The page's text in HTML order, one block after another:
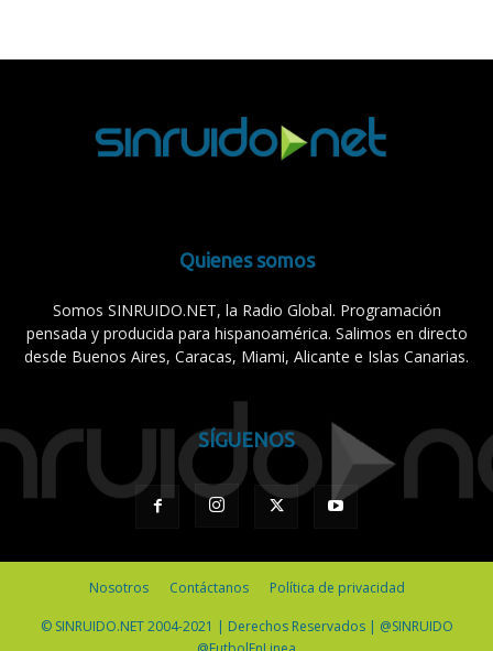
Quienes somos
Somos SINRUIDO.NET, la Radio Global. Programación
pensada y producida para hispanoamérica. Salimos en directo
desde Buenos Aires, Caracas, Miami, Alicante e Islas Canarias.
SÍGUENOS
Nosotros Contáctanos Política de privacidad
© SINRUIDO.NET 2004-2021 | Derechos Reservados | @SINRUIDO